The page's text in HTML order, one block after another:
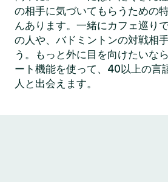
の相手に気づいてもらうための
んあります。一緒にカフェ巡り
の人や、バドミントンの対戦相
う。もっと外に目を向けたいな
ート機能を使って、40以上の言
人と出会えます。